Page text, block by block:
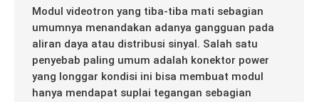
Modul videotron yang tiba-tiba mati sebagian
umumnya menandakan adanya gangguan pada
aliran daya atau distribusi sinyal. Salah satu
penyebab paling umum adalah konektor power
yang longgar kondisi ini bisa membuat modul
hanya mendapat suplai tegangan sebagian